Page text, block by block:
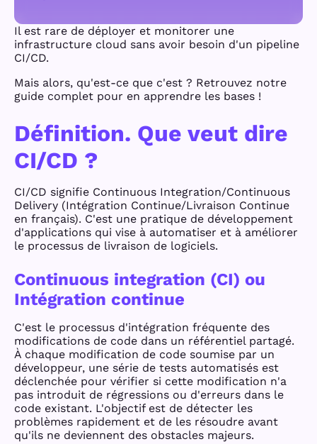
Il est rare de déployer et monitorer une
infrastructure cloud sans avoir besoin d'un pipeline
CI/CD.
Mais alors, qu'est-ce que c'est ? Retrouvez notre
guide complet pour en apprendre les bases !
Définition. Que veut dire
CI/CD ?
CI/CD signifie Continuous Integration/Continuous
Delivery (Intégration Continue/Livraison Continue
en français). C'est une pratique de développement
d'applications qui vise à automatiser et à améliorer
le processus de livraison de logiciels.
Continuous integration (CI) ou
Intégration continue
C'est le processus d'intégration fréquente des
modifications de code dans un référentiel partagé.
À chaque modification de code soumise par un
développeur, une série de tests automatisés est
déclenchée pour vérifier si cette modification n'a
pas introduit de régressions ou d'erreurs dans le
code existant. L'objectif est de détecter les
problèmes rapidement et de les résoudre avant
qu'ils ne deviennent des obstacles majeurs.